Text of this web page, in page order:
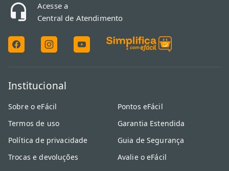
Acesse a
Central de Atendimento
Institucional
Sobre o eFácil
Termos de uso
Política de privacidade
Trocas e devoluções
Pontos eFácil
Garantia Estendida
Guia de Segurança
Avalie o eFácil